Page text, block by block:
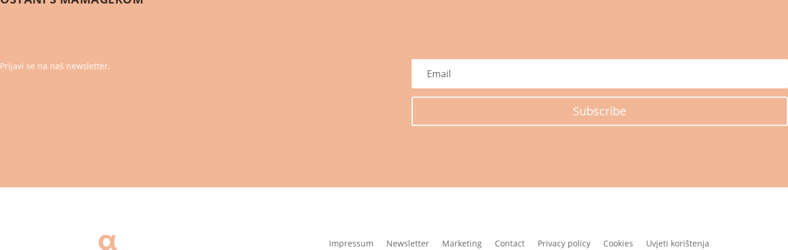
Prijavi se na naš newsletter.
Subscribe
Impressum Newsletter Marketing Contact Privacy policy Cookies Uvjeti korištenja